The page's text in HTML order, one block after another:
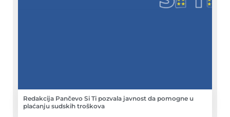
Redakcija Pančevo Si Ti pozvala javnost da pomogne u
plaćanju sudskih troškova